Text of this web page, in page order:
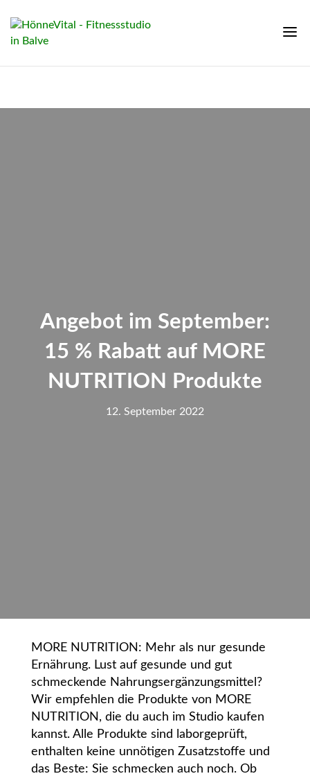
Angebot im September:
15 % Rabatt auf MORE
NUTRITION Produkte
12. September 2022
MORE NUTRITION: Mehr als nur gesunde
Ernährung. Lust auf gesunde und gut
schmeckende Nahrungsergänzungsmittel?
Wir empfehlen die Produkte von MORE
NUTRITION, die du auch im Studio kaufen
kannst. Alle Produkte sind laborgeprüft,
enthalten keine unnötigen Zusatzstoffe und
das Beste: Sie schmecken auch noch. Ob